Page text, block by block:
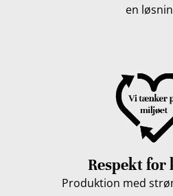
en
Respekt for
Produktion med